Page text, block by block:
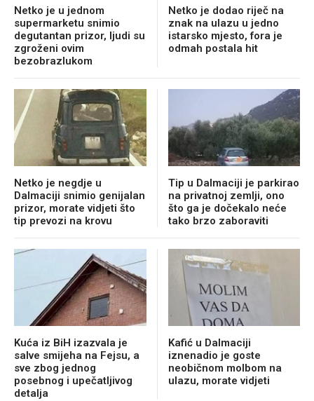
Netko je u jednom
supermarketu snimio
degutantan prizor, ljudi su
zgroženi ovim
bezobrazlukom
Netko je dodao riječ na
znak na ulazu u jedno
istarsko mjesto, fora je
odmah postala hit
Netko je negdje u
Dalmaciji snimio genijalan
prizor, morate vidjeti što
tip prevozi na krovu
Tip u Dalmaciji je parkirao
na privatnoj zemlji, ono
što ga je dočekalo neće
tako brzo zaboraviti
Kuća iz BiH izazvala je
salve smijeha na Fejsu, a
sve zbog jednog
posebnog i upečatljivog
detalja
Kafić u Dalmaciji
iznenadio je goste
neobičnom molbom na
ulazu, morate vidjeti